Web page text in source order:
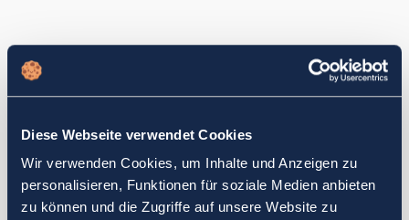
Diese Webseite verwendet Cookies
Wir verwenden Cookies, um Inhalte und Anzeigen zu
personalisieren, Funktionen für soziale Medien anbieten
zu können und die Zugriffe auf unsere Website zu